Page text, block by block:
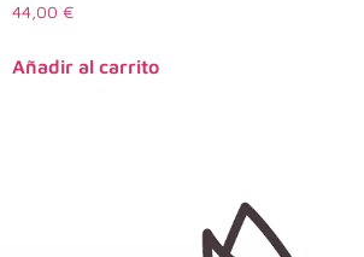
44,00 €
Añadir al carrito